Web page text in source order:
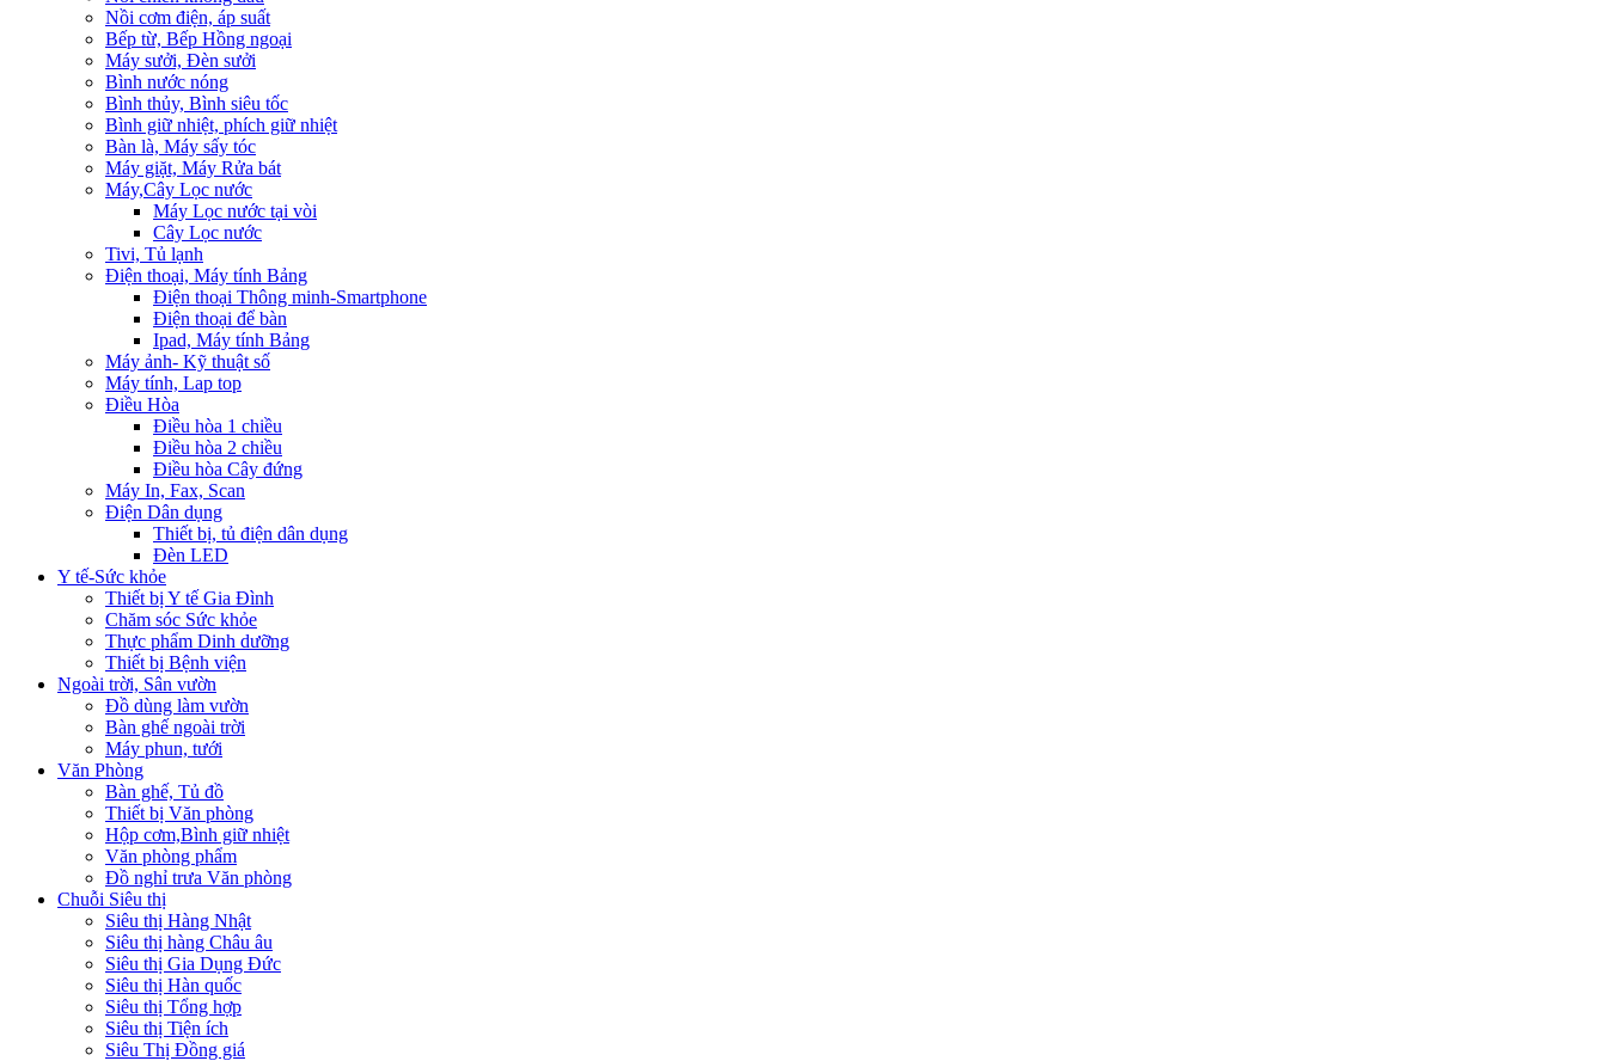
Nồi cơm điện, áp suất
Bếp từ, Bếp Hồng ngoại
Máy sưởi, Đèn sưởi
Bình nước nóng
Bình thủy, Bình siêu tốc
Bình giữ nhiệt, phích giữ nhiệt
Bàn là, Máy sấy tóc
Máy giặt, Máy Rửa bát
Máy,Cây Lọc nước
Máy Lọc nước tại vòi
Cây Lọc nước
Tivi, Tủ lạnh
Điện thoại, Máy tính Bảng
Điện thoại Thông minh-Smartphone
Điện thoại để bàn
Ipad, Máy tính Bảng
Máy ảnh- Kỹ thuật số
Máy tính, Lap top
Điều Hòa
Điều hòa 1 chiều
Điều hòa 2 chiều
Điều hòa Cây đứng
Máy In, Fax, Scan
Điện Dân dụng
Thiết bị, tủ điện dân dụng
Đèn LED
Y tế-Sức khỏe
Thiết bị Y tế Gia Đình
Chăm sóc Sức khỏe
Thực phẩm Dinh dưỡng
Thiết bị Bệnh viện
Ngoài trời, Sân vườn
Đồ dùng làm vườn
Bàn ghế ngoài trời
Máy phun, tưới
Văn Phòng
Bàn ghế, Tủ đồ
Thiết bị Văn phòng
Hộp cơm,Bình giữ nhiệt
Văn phòng phẩm
Đồ nghỉ trưa Văn phòng
Chuỗi Siêu thị
Siêu thị Hàng Nhật
Siêu thị hàng Châu âu
Siêu thị Gia Dụng Đức
Siêu thị Hàn quốc
Siêu thị Tổng hợp
Siêu thị Tiện ích
Siêu Thị Đồng giá